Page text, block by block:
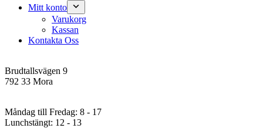
Mitt konto
Varukorg
Kassan
Kontakta Oss
Brudtallsvägen 9
792 33 Mora
Måndag till Fredag: 8 - 17
Lunchstängt: 12 - 13